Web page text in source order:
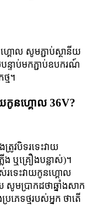
ហ្គោល សូមភ្ជាប់ស្ថានីយ
បន្ទាប់មកភ្ជាប់ឧបករណ៍
ម។
ាយកូនហ្គោល 36V?
រូវបិទរទេះវាយ
ង ឬគ្រឿងបន្លាស់)។
ស់រទេះវាយកូនហ្គោល
សូមប្រាកដថាឆ្នាំងសាក
រភេទថ្មរបស់អ្នក ថាតើ